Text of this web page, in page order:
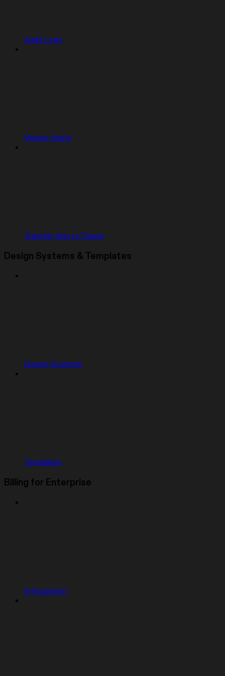
Audit Logs
Viewer Seats
Transfer App to Teams
Design Systems & Templates
Design Systems
Templates
Billing for Enterprise
Introduction